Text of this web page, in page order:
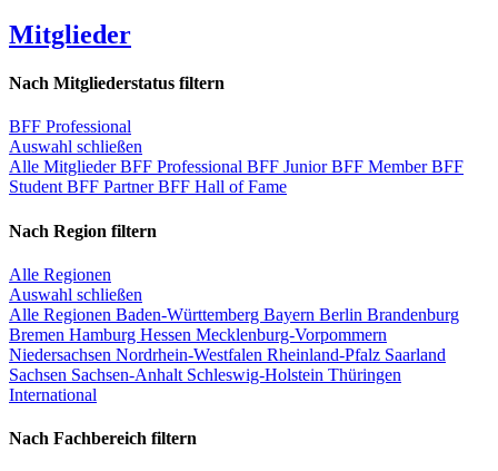
Mitglieder
Nach Mitgliederstatus filtern
BFF Professional
Auswahl schließen
Alle MitgliederBFF Professional BFF JuniorBFF MemberBFF
Student BFF PartnerBFF Hall of Fame
Nach Region filtern
Alle Regionen
Auswahl schließen
Alle Regionen Baden-Württemberg Bayern Berlin Brandenburg
Bremen Hamburg Hessen Mecklenburg-Vorpommern
Niedersachsen Nordrhein-Westfalen Rheinland-Pfalz Saarland
Sachsen Sachsen-Anhalt Schleswig-Holstein Thüringen
International
Nach Fachbereich filtern